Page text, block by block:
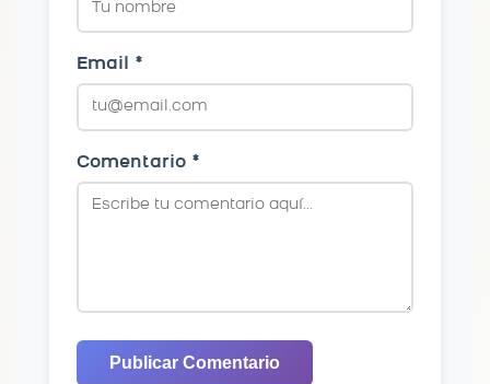
Email *
Comentario *
Publicar Comentario